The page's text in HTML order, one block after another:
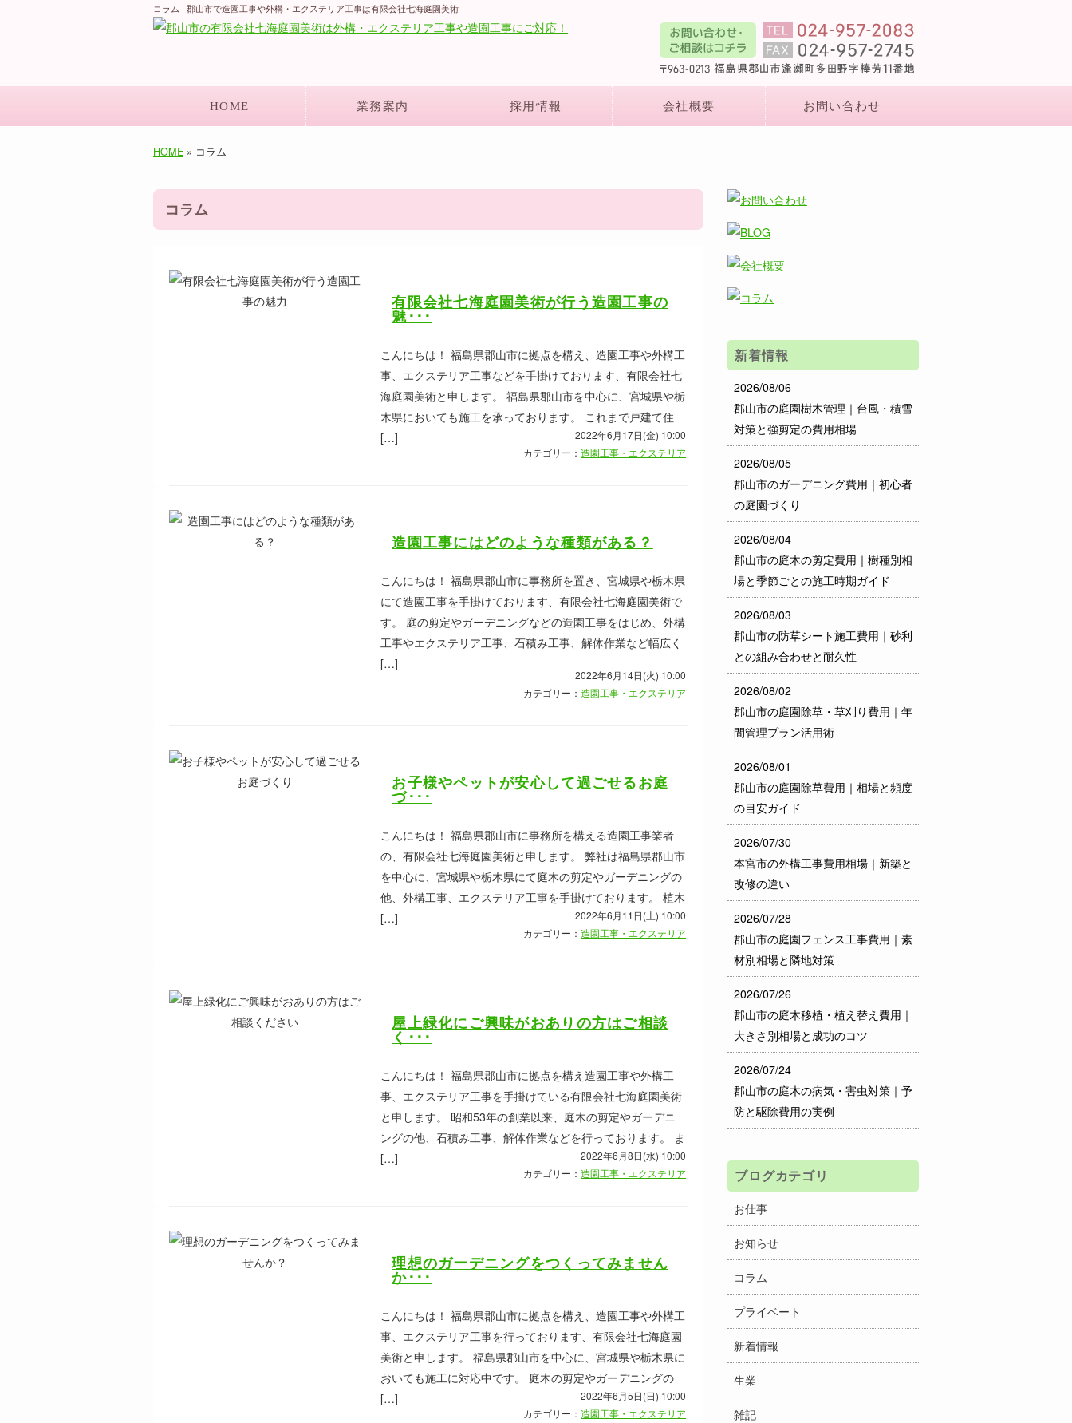
コラム | 郡山市で造園工事や外構・エクステリア工事は有限会社七海庭園美術
HOME 業務案内 採用情報 会社概要 お問い合わせ
HOME » コラム
コラム
有限会社七海庭園美術が行う造園工事の
魅･･･
こんにちは！ 福島県郡山市に拠点を構え、造園工事や外構工
事、エクステリア工事などを手掛けております、有限会社七
海庭園美術と申します。 福島県郡山市を中心に、宮城県や栃
木県においても施工を承っております。 これまで戸建て住
[…]
2022年6月17日(金) 10:00
カテゴリー： 造園工事・エクステリア
造園工事にはどのような種類がある？
こんにちは！ 福島県郡山市に事務所を置き、宮城県や栃木県
にて造園工事を手掛けております、有限会社七海庭園美術で
す。 庭の剪定やガーデニングなどの造園工事をはじめ、外構
工事やエクステリア工事、石積み工事、解体作業など幅広く
[…]
2022年6月14日(火) 10:00
カテゴリー： 造園工事・エクステリア
お子様やペットが安心して過ごせるお庭
づ･･･
こんにちは！ 福島県郡山市に事務所を構える造園工事業者
の、有限会社七海庭園美術と申します。 弊社は福島県郡山市
を中心に、宮城県や栃木県にて庭木の剪定やガーデニングの
他、外構工事、エクステリア工事を手掛けております。 植木
[…]
2022年6月11日(土) 10:00
カテゴリー： 造園工事・エクステリア
屋上緑化にご興味がおありの方はご相談
く･･･
こんにちは！ 福島県郡山市に拠点を構え造園工事や外構工
事、エクステリア工事を手掛けている有限会社七海庭園美術
と申します。 昭和53年の創業以来、庭木の剪定やガーデニ
ングの他、石積み工事、解体作業などを行っております。 ま
[…]
2022年6月8日(水) 10:00
カテゴリー： 造園工事・エクステリア
理想のガーデニングをつくってみません
か･･･
こんにちは！ 福島県郡山市に拠点を構え、造園工事や外構工
事、エクステリア工事を行っております、有限会社七海庭園
美術と申します。 福島県郡山市を中心に、宮城県や栃木県に
おいても施工に対応中です。 庭木の剪定やガーデニングの
[…]
2022年6月5日(日) 10:00
カテゴリー： 造園工事・エクステリア
新着情報
2026/08/06
郡山市の庭園樹木管理｜台風・積雪
対策と強剪定の費用相場
2026/08/05
郡山市のガーデニング費用｜初心者
の庭園づくり
2026/08/04
郡山市の庭木の剪定費用｜樹種別相
場と季節ごとの施工時期ガイド
2026/08/03
郡山市の防草シート施工費用｜砂利
との組み合わせと耐久性
2026/08/02
郡山市の庭園除草・草刈り費用｜年
間管理プラン活用術
2026/08/01
郡山市の庭園除草費用｜相場と頻度
の目安ガイド
2026/07/30
本宮市の外構工事費用相場｜新築と
改修の違い
2026/07/28
郡山市の庭園フェンス工事費用｜素
材別相場と隣地対策
2026/07/26
郡山市の庭木移植・植え替え費用｜
大きさ別相場と成功のコツ
2026/07/24
郡山市の庭木の病気・害虫対策｜予
防と駆除費用の実例
ブログカテゴリ
お仕事
お知らせ
コラム
プライベート
新着情報
生業
雑記